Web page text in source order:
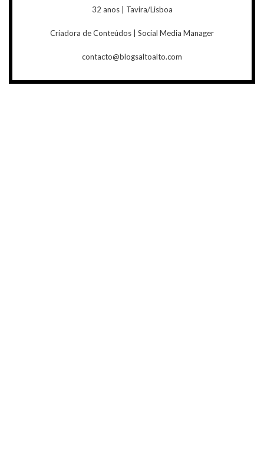
32 anos | Tavira/Lisboa
Criadora de Conteúdos | Social Media Manager
contacto@blogsaltoalto.com